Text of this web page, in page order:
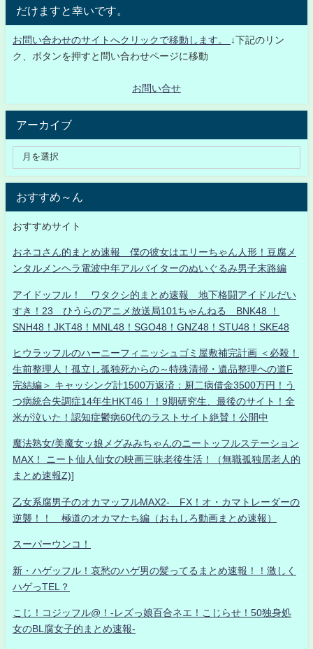
だけますと幸いです。
お問い合わせのサイトへクリックで移動します。
↓下記のリン
ク、ボタンを押すと問い合わせページに移動
お問い合せ
アーカイブ
おすすめ～ん
おすすめサイト
おネコさん的まとめ速報 僕の彼女はエリーちゃん人形！豆腐メ
ンタルメンヘラ電波中年アルバイターのぬいぐるみ男子末路編
アイドッフル！ ワタクシ的まとめ速報 地下格闘アイドルだい
すき！23 ひうらのアニメ放送局101ちゃんねる BNK48 ！
SNH48！JKT48！MNL48！SGO48！GNZ48！STU48！SKE48
ヒウラッフルのハーニーフィニッシュゴミ屋敷補完計画 ＜必殺！
生前整理人！孤立し孤独死からの～特殊清掃・遺品整理への道F
完結編＞ キャッシング計1500万返済：厨二病借金3500万円！う
つ病統合失調症14年生HKT46！！9期研究生、最後のサイト！全
米が泣いた！認知症鬱病60代のラストサイト絶賛！公開中
魔法熟女/美魔女ッ娘メグみみちゃんのニートッフルステーション
MAX！ ニート仙人仙女の映画三昧老後生活！（無職孤独居老人的
まとめ速報Z)]
乙女系腐男子のオカマッフルMAX2- FX！オ・カマトレーダーの
逆襲！！ 極道のオカマたち編（おもしろ動画まとめ速報）
スーパーウンコ！
新・ハゲッフル！哀愁のハゲ男の髪ってるまとめ速報！！激しく
ハゲっTEL？
こじ！コジッフル@！-レズっ娘百合ネエ！こじらせ！50独身処
女のBL腐女子的まとめ速報-